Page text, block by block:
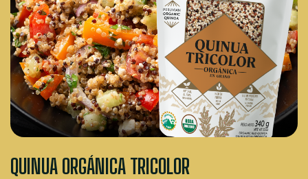
QUINUA ORGÁNICA TRICOLOR